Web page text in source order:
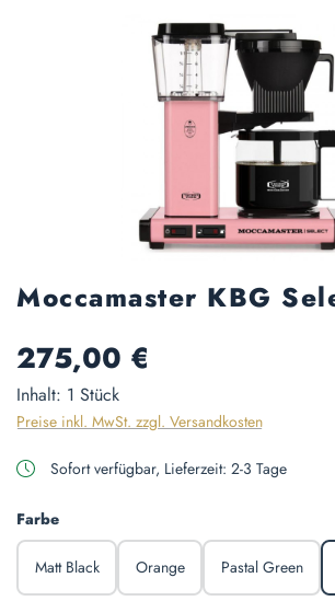
Bildergalerie überspringen
Moccamaster KBG
Regulärer Preis:
275,00 €
Inhalt: 1 Stück
Preise inkl. MwSt. zzgl. Versandkosten
Sofort verfügbar, Lieferzeit: 2-3 Tage
Farbeauswählen
Matt Black Orange Pastal Green